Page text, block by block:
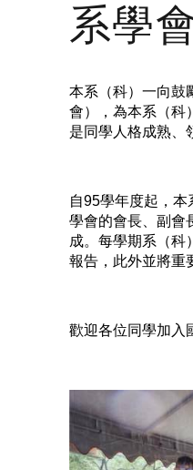
系學
本系（科）一向鼓
會），為本系（科
是同學人格成熟、
自95學年度起，
學會的會長、副會
成。每學期系（科
報告，此外並將重
歡迎各位同學加入